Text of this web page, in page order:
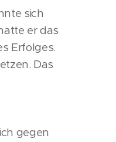
sich
er das
Erfolges.
Das
gegen